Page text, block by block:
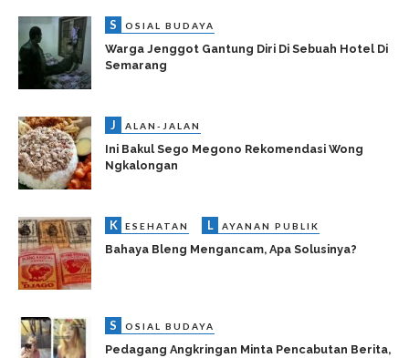
S OSIAL BUDAYA
Warga Jenggot Gantung Diri Di Sebuah Hotel Di
Semarang
J ALAN-JALAN
Ini Bakul Sego Megono Rekomendasi Wong
Ngkalongan
K ESEHATAN L AYANAN PUBLIK
Bahaya Bleng Mengancam, Apa Solusinya?
S OSIAL BUDAYA
Pedagang Angkringan Minta Pencabutan Berita,